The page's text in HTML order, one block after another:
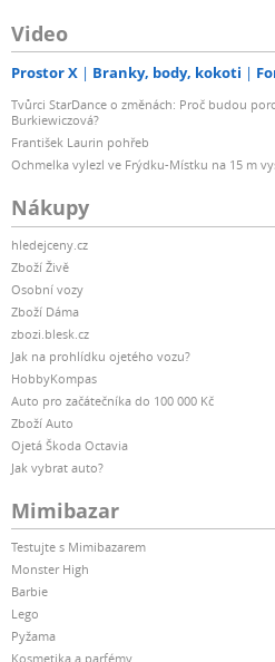
Video
Prostor X Branky, body, kokoti
Tvůrci StarDance o změnách: Proč budou
Burkiewiczová?
František Laurin pohřeb
Ochmelka vylezl ve Frýdku-Místku na 15 m
Nákupy
hledejceny.cz
Zboží Živě
Osobní vozy
Zboží Dáma
zbozi.blesk.cz
Jak na prohlídku ojetého vozu?
HobbyKompas
Auto pro začátečníka do 100 000 Kč
Zboží Auto
Ojetá Škoda Octavia
Jak vybrat auto?
Mimibazar
Testujte s Mimibazarem
Monster High
Barbie
Lego
Pyžama
Kosmetika a parfémy